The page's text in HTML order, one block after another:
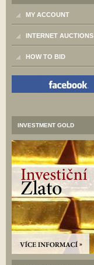
MY ACCOUNT
INTERNET AUCTIONS
HOW TO BID
INVESTMENT GOLD